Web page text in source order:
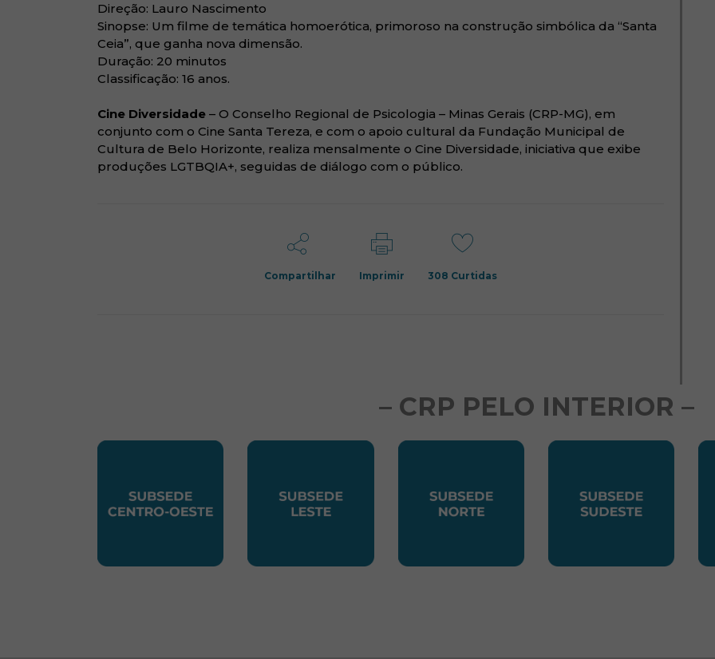
Direção: Lauro Nascimento
Sinopse: Um filme de temática homoerótica, primoroso na construção simbólica da “Santa
Ceia”, que ganha nova dimensão.
Duração: 20 minutos
Classificação: 16 anos.
Cine Diversidade – O Conselho Regional de Psicologia – Minas Gerais (CRP-MG), em
conjunto com o Cine Santa Tereza, e com o apoio cultural da Fundação Municipal de
Cultura de Belo Horizonte, realiza mensalmente o Cine Diversidade, iniciativa que exibe
produções LGTBQIA+, seguidas de diálogo com o público.
Compartilhar Imprimir 308 Curtidas
– CRP PELO INTERIOR –